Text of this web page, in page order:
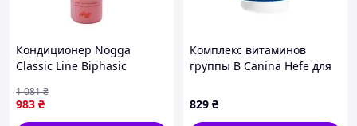
Кондиционер Nogga
Classic Line Biphasic
ежедневного ухода 250 мл
(0450-vart)
983 ₴
1 081₴
Комплекс витаминов
группы B Canina Hefe для
с энзимами 250 г 310 табл.
(130009 Canina)
829 ₴